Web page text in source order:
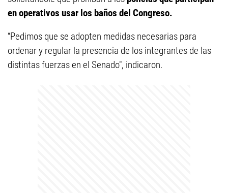
en operativos usar los baños del Congreso.
“Pedimos que se adopten medidas necesarias para
ordenar y regular la presencia de los integrantes de las
distintas fuerzas en el Senado", indicaron.